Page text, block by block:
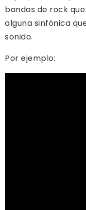
bandas de rock
alguna sinfónica
sonido.
Por ejemplo: